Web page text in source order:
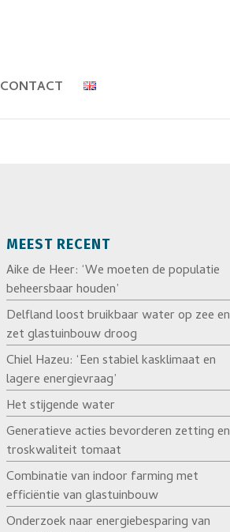
CONTACT
MEEST RECENT
Aike de Heer: ‘We moeten de populatie
beheersbaar houden’
Delfland loost bruikbaar water op zee en
zet glastuinbouw droog
Chiel Hazeu: ‘Een stabiel kasklimaat en
lagere energievraag’
Het stijgende water
Generatieve acties bevorderen zetting en
troskwaliteit tomaat
Combinatie van indoor farming met
efficiëntie van glastuinbouw
Onderzoek naar energiebesparing van